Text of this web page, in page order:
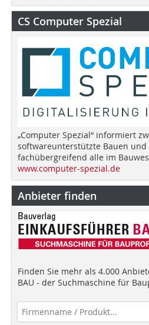
CS Computer Spezial
„Computer Spezial“ informiert
softwareunterstützte Bauen
fachübergreifend alle im
www.computer-spezial.de
Anbieter finden
Finden Sie mehr als 4.000
BAU - der Suchmaschine für